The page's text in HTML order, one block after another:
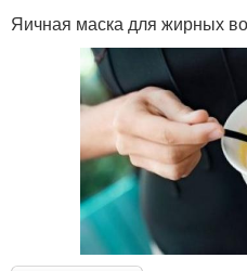
Яичная маска для жирных